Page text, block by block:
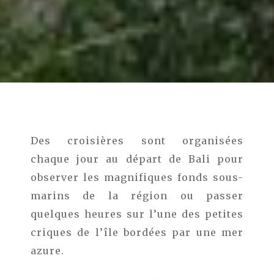
Des croisières sont organisées
chaque jour au départ de Bali pour
observer les magnifiques fonds sous-
marins de la région ou passer
quelques heures sur l’une des petites
criques de l’île bordées par une mer
azure.